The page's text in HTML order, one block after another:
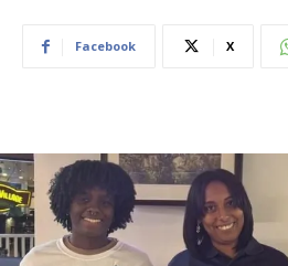
Facebook X